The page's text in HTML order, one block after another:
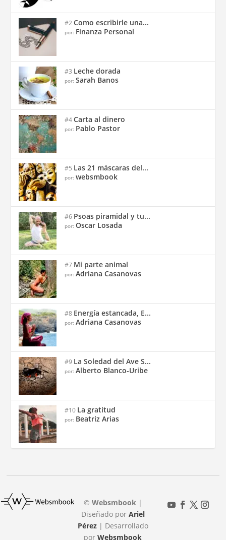
#2Como escribirle una...
por: Finanza Personal
#3 Leche dorada
por:Sarah Banos
#4Carta al dinero
por: Pablo Pastor
#5 Las 21 máscaras del...
por:websmbook
#6 Psoas piramidal y tu...
por:Oscar Losada
#7 Mi parte animal
por:Adriana Casanovas
#8 Energía estancada, E...
por:Adriana Casanovas
#9 La Soledad del Ave S...
por:Alberto Blanco-Uribe
#10 La gratitud
por: Beatriz Arias
© Websmbook|
Diseñado por Ariel
Pérez| Desarrollado
porWebsmbook